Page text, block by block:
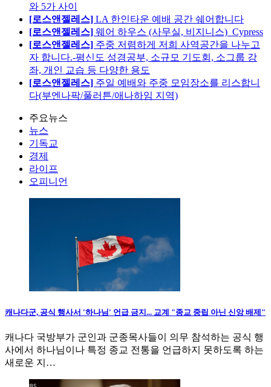
와 5가 사이
[로스앤젤레스] LA 한인타운 예배 공간 쉐어합니다
[로스앤젤레스] 웨어 하우스 (사무실, 비지니스)_Cypress
[로스앤젤레스] 주중 저렴하게 저희 사역공간을 나누고
자 합니다.-평신도 성경공부, 소규모 기도회, 소그룹 강
좌, 개인 교습 등 다양한 용도
[로스앤젤레스] 주일 예배와 주중 모임장소를 리스합니
다(부엔나팍/풀러튼/애나하임 지역)
주요뉴스
뉴스
기독교
경제
라이프
오피니언
캐나다군, 공식 행사서 '하나님' 언급 금지... 교계 "종교 중립 아닌 신앙 배제"
캐나다 국방부가 군인과 군종목사들이 의무 참석하는 공식 행
사에서 하나님이나 특정 종교 전통을 언급하지 못하도록 하는
새로운 지…